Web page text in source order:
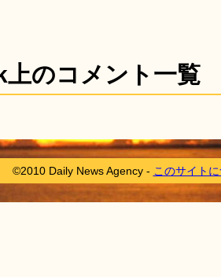
のコメント一覧
©2010 Daily News Agency - このサイト